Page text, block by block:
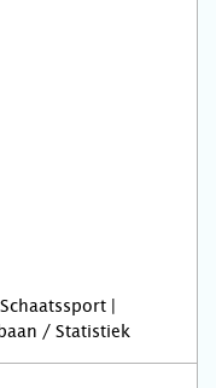
|
/ Statistiek